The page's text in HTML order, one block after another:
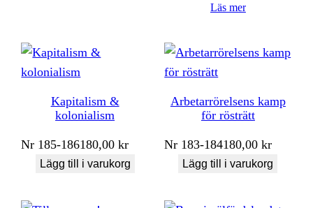
Läs mer
Kapitalism &
kolonialism
Nr 185-186180,00kr
Lägg till i varukorg
Arbetarrörelsens kamp
för rösträtt
Nr 183-184180,00kr
Lägg till i varukorg